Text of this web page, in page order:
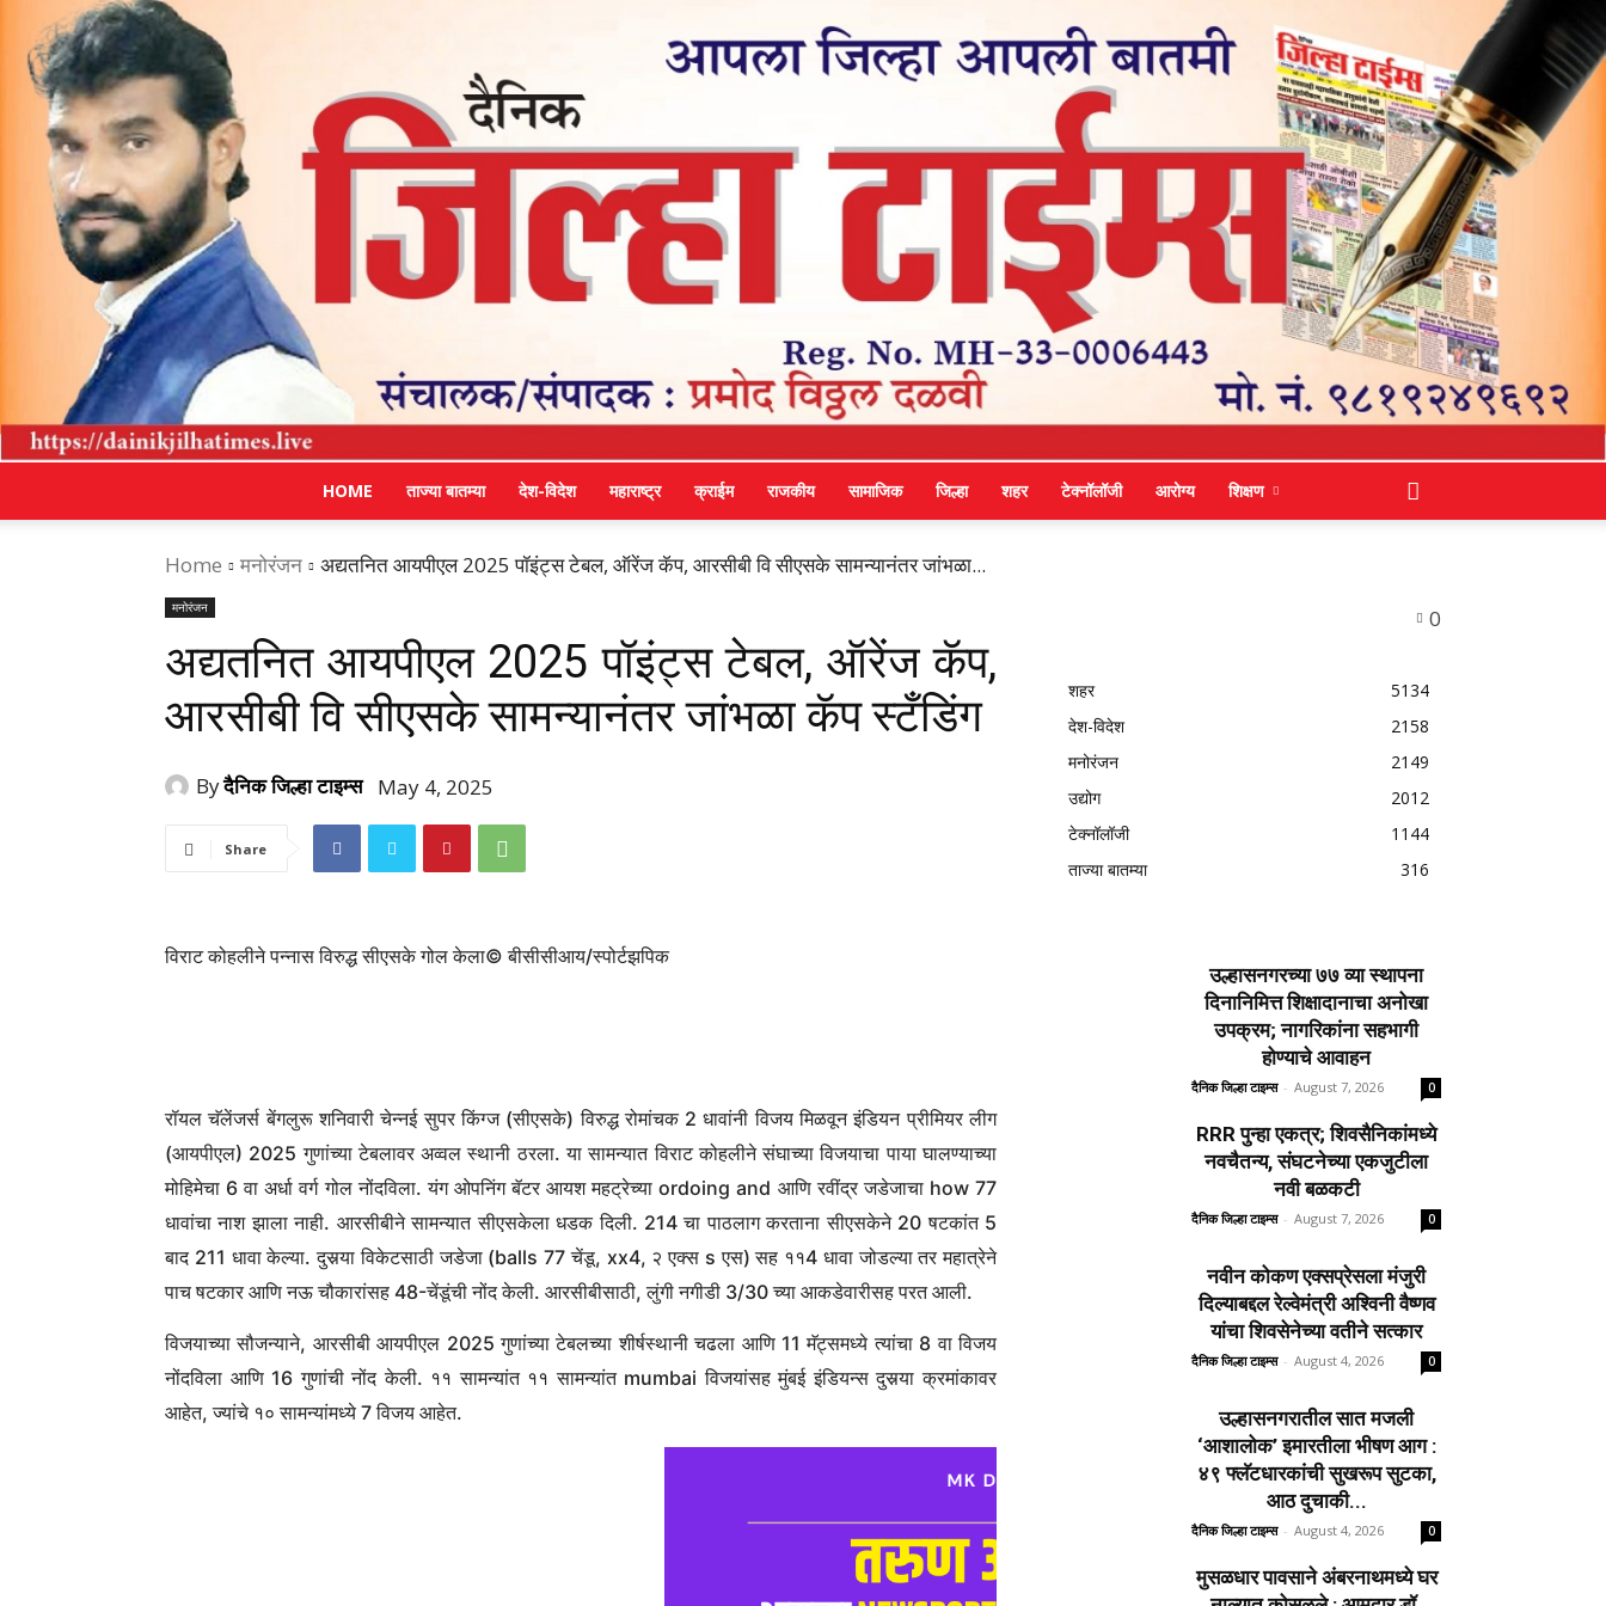
JILHA
HOME ताज्या बातम्या देश-विदेश महाराष्ट्र क्राईम राजकीय सामाजिक जिल्हा शहर टेक्नॉलॉजी आरोग्य शिक्षण
Home मनोरंजन अद्यतनित आयपीएल 2025 पॉइंट्स टेबल, ऑरेंज कॅप, आरसीबी वि सीएसके सामन्यानंतर जांभळा...
मनोरंजन
अद्यतनित आयपीएल 2025 पॉइंट्स टेबल, ऑरेंज कॅप,
आरसीबी वि सीएसके सामन्यानंतर जांभळा कॅप स्टँडिंग
Byदैनिक जिल्हा टाइम्स May 4, 2025
Share
विराट कोहलीने पन्नास विरुद्ध सीएसके गोल केला© बीसीसीआय/स्पोर्टझपिक
रॉयल चॅलेंजर्स बेंगलुरू शनिवारी चेन्नई सुपर किंग्ज (सीएसके) विरुद्ध रोमांचक 2 धावांनी विजय मिळवून इंडियन प्रीमियर लीग
(आयपीएल) 2025 गुणांच्या टेबलावर अव्वल स्थानी ठरला. या सामन्यात विराट कोहलीने संघाच्या विजयाचा पाया घालण्याच्या
मोहिमेचा 6 वा अर्धा वर्ग गोल नोंदविला. यंग ओपनिंग बॅटर आयश महट्रेच्या ordoing and आणि रवींद्र जडेजाचा how 77
धावांचा नाश झाला नाही. आरसीबीने सामन्यात सीएसकेला धडक दिली. 214 चा पाठलाग करताना सीएसकेने 20 षटकांत 5
बाद 211 धावा केल्या. दुसर्‍या विकेटसाठी जडेजा (balls 77 चेंडू, xx4, २ एक्स s एस) सह ११4 धावा जोडल्या तर महात्रेने
पाच षटकार आणि नऊ चौकारांसह 48-चेंडूंची नोंद केली. आरसीबीसाठी, लुंगी नगीडी 3/30 च्या आकडेवारीसह परत आली.
विजयाच्या सौजन्याने, आरसीबी आयपीएल 2025 गुणांच्या टेबलच्या शीर्षस्थानी चढला आणि 11 मॅट्समध्ये त्यांचा 8 वा विजय
नोंदविला आणि 16 गुणांची नोंद केली. ११ सामन्यांत ११ सामन्यांत mumbai विजयांसह मुंबई इंडियन्स दुसर्‍या क्रमांकावर
आहेत, ज्यांचे १० सामन्यांमध्ये 7 विजय आहेत.
0
शहर
5134
देश-विदेश
2158
मनोरंजन
2149
उद्योग
2012
टेक्नॉलॉजी
1144
ताज्या बातम्या
316
उल्हासनगरच्या ७७ व्या स्थापना
दिनानिमित्त शिक्षादानाचा अनोखा
उपक्रम; नागरिकांना सहभागी
होण्याचे आवाहन
दैनिक जिल्हा टाइम्स - August 7, 2026 0
RRR पुन्हा एकत्र; शिवसैनिकांमध्ये
नवचैतन्य, संघटनेच्या एकजुटीला
नवी बळकटी
दैनिक जिल्हा टाइम्स - August 7, 2026 0
नवीन कोकण एक्सप्रेसला मंजुरी
दिल्याबद्दल रेल्वेमंत्री अश्विनी वैष्णव
यांचा शिवसेनेच्या वतीने सत्कार
दैनिक जिल्हा टाइम्स - August 4, 2026 0
उल्हासनगरातील सात मजली
‘आशालोक’ इमारतीला भीषण आग :
४९ फ्लॅटधारकांची सुखरूप सुटका,
आठ दुचाकी...
दैनिक जिल्हा टाइम्स - August 4, 2026 0
मुसळधार पावसाने अंबरनाथमध्ये घर